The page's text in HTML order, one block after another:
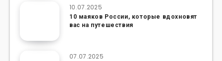
10.07.2025
10 маяков России, которые вдохновят
вас на путешествия
07.07.2025